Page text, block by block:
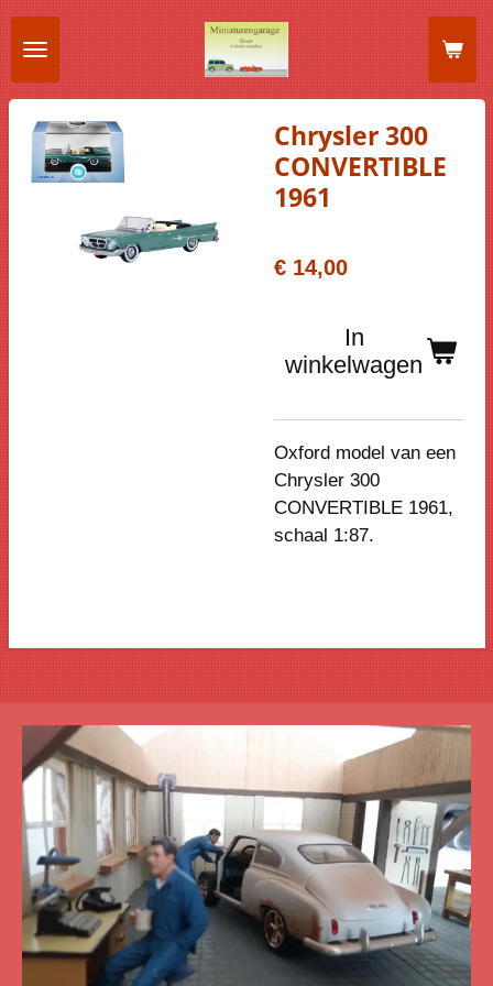
Ga
direct
naar
de
hoofdinhoud
Chrysler 300
CONVERTIBLE
1961
€ 14,00
In
winkelwagen
Oxford model van een
Chrysler 300
CONVERTIBLE 1961,
schaal 1:87.